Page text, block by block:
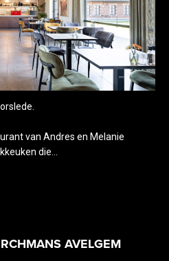
van Andres en Melanie
die...
AVELGEM